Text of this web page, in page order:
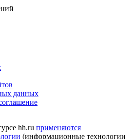
данных
hh.ru применяются
(информационные технологии